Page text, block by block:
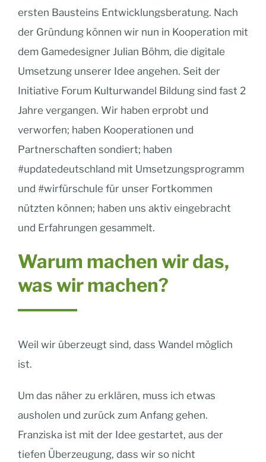
ersten Bausteins Entwicklungsberatung. Nach
der Gründung können wir nun in Kooperation mit
dem Gamedesigner Julian Böhm, die digitale
Umsetzung unserer Idee angehen. Seit der
Initiative Forum Kulturwandel Bildung sind fast 2
Jahre vergangen. Wir haben erprobt und
verworfen; haben Kooperationen und
Partnerschaften sondiert; haben
#updatedeutschland mit Umsetzungsprogramm
und #wirfürschule für unser Fortkommen
nützten können; haben uns aktiv eingebracht
und Erfahrungen gesammelt.
Warum machen wir das,
was wir machen?
Weil wir überzeugt sind, dass Wandel möglich
ist.
Um das näher zu erklären, muss ich etwas
ausholen und zurück zum Anfang gehen.
Franziska ist mit der Idee gestartet, aus der
tiefen Überzeugung, dass wir so nicht